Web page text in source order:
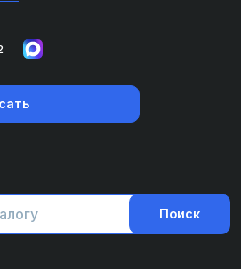
Поиск